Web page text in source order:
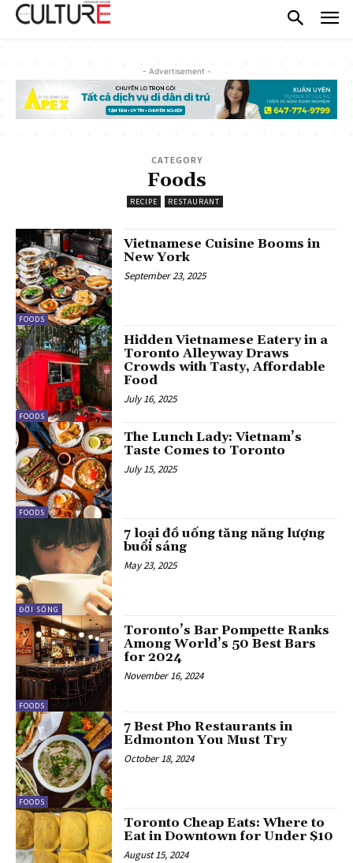
- Advertisement -
CATEGORY
Foods
RECIPE RESTAURANT
FOODS
Vietnamese Cuisine Booms in
New York
September 23, 2025
FOODS
Hidden Vietnamese Eatery in a
Toronto Alleyway Draws
Crowds with Tasty, Affordable
Food
July 16, 2025
FOODS
The Lunch Lady: Vietnam’s
Taste Comes to Toronto
July 15, 2025
ĐỜI SỐNG
7 loại đồ uống tăng năng lượng
buổi sáng
May 23, 2025
FOODS
Toronto’s Bar Pompette Ranks
Among World’s 50 Best Bars
for 2024
November 16, 2024
FOODS
7 Best Pho Restaurants in
Edmonton You Must Try
October 18, 2024
Toronto Cheap Eats: Where to
Eat in Downtown for Under $10
August 15, 2024